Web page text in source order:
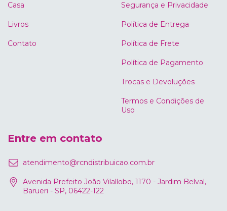
Casa
Livros
Contato
Segurança e Privacidade
Política de Entrega
Política de Frete
Política de Pagamento
Trocas e Devoluções
Termos e Condições de
Uso
Entre em contato
atendimento@rcndistribuicao.com.br
Avenida Prefeito João Vilallobo, 1170 - Jardim Belval,
Barueri - SP, 06422-122